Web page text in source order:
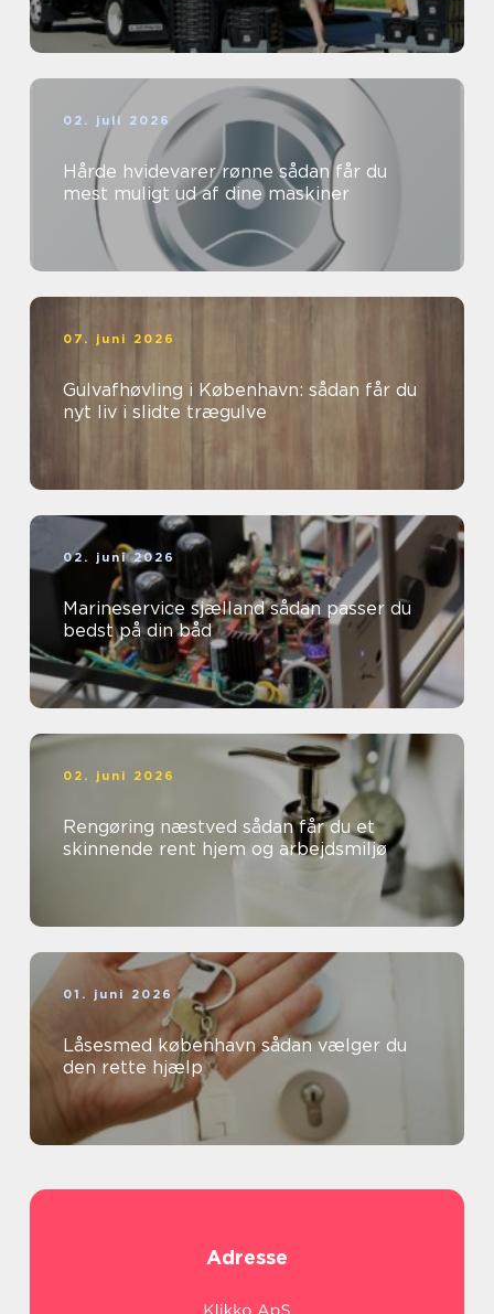
02. juli 2026
Hårde hvidevarer rønne sådan får du
mest muligt ud af dine maskiner
07. juni 2026
Gulvafhøvling i København: sådan får du
nyt liv i slidte trægulve
02. juni 2026
Marineservice sjælland sådan passer du
bedst på din båd
02. juni 2026
Rengøring næstved sådan får du et
skinnende rent hjem og arbejdsmiljø
01. juni 2026
Låsesmed københavn sådan vælger du
den rette hjælp
Adresse